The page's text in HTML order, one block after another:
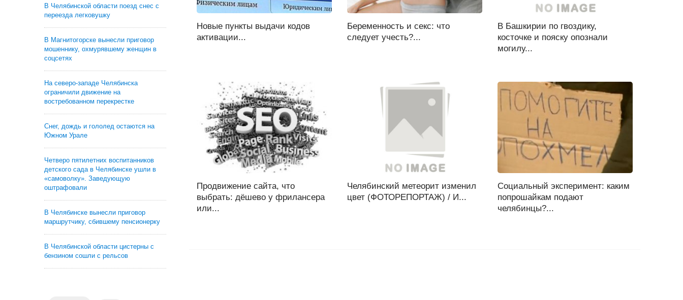
В Челябинской области поезд снес с
переезда легковушку
В Магнитогорске вынесли приговор
мошеннику, охмурявшему женщин в
соцсетях
На северо-западе Челябинска
ограничили движение на
востребованном перекрестке
Снег, дождь и гололед остаются на
Южном Урале
Четверо пятилетних воспитанников
детского сада в Челябинске ушли в
«самоволку». Заведующую
оштрафовали
В Челябинске вынесли приговор
маршрутчику, сбившему пенсионерку
В Челябинской области цистерны с
бензином сошли с рельсов
Новые пункты выдачи кодов
активации...
Беременность и секс: что
следует учесть?...
В Башкирии по гвоздику,
косточке и пояску опознали
могилу...
Продвижение сайта, что
выбрать: дёшево у фрилансера
или...
Челябинский метеорит изменил
цвет (ФОТОРЕПОРТАЖ) / И...
Социальный эксперимент: каким
попрошайкам подают
челябинцы?...